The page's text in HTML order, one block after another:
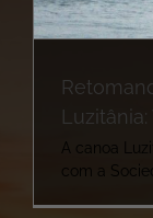
A canoa
com a